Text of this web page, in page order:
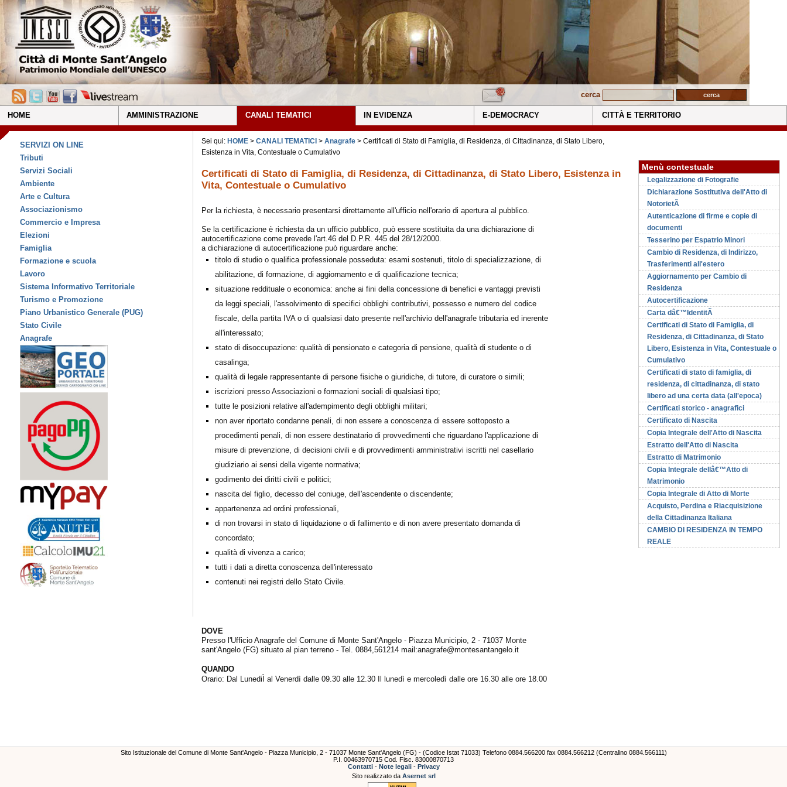
cerca
HOME AMMINISTRAZIONE CANALI TEMATICI IN EVIDENZA E-DEMOCRACY CITTÀ E TERRITORIO
SERVIZI ON LINE
Tributi
Servizi Sociali
Ambiente
Arte e Cultura
Associazionismo
Commercio e Impresa
Elezioni
Famiglia
Formazione e scuola
Lavoro
Sistema Informativo Territoriale
Turismo e Promozione
Piano Urbanistico Generale (PUG)
Stato Civile
Anagrafe
Menù contestuale
Legalizzazione di Fotografie
Dichiarazione Sostitutiva dell'Atto di
NotorietÃ
Autenticazione di firme e copie di
documenti
Tesserino per Espatrio Minori
Cambio di Residenza, di Indirizzo,
Trasferimenti all'estero
Aggiornamento per Cambio di
Residenza
Autocertificazione
Carta dâ€™IdentitÃ
Certificati di Stato di Famiglia, di
Residenza, di Cittadinanza, di Stato
Libero, Esistenza in Vita, Contestuale o
Cumulativo
Certificati di stato di famiglia, di
residenza, di cittadinanza, di stato
libero ad una certa data (all'epoca)
Certificati storico - anagrafici
Certificato di Nascita
Copia Integrale dell'Atto di Nascita
Estratto dell'Atto di Nascita
Estratto di Matrimonio
Copia Integrale dellâ€™Atto di
Matrimonio
Copia Integrale di Atto di Morte
Acquisto, Perdina e Riacquisizione
della Cittadinanza Italiana
CAMBIO DI RESIDENZA IN TEMPO
REALE
Sei qui: HOME> CANALI TEMATICI > Anagrafe > Certificati di Stato di Famiglia, di Residenza, di Cittadinanza, di Stato Libero,
Esistenza in Vita, Contestuale o Cumulativo
Certificati di Stato di Famiglia, di Residenza, di Cittadinanza, di Stato Libero, Esistenza in
Vita, Contestuale o Cumulativo
Per la richiesta, è necessario presentarsi direttamente all'ufficio nell'orario di apertura al pubblico.
Se la certificazione è richiesta da un ufficio pubblico, può essere sostituita da una dichiarazione di
autocertificazione come prevede l'art.46 del D.P.R. 445 del 28/12/2000.
a dichiarazione di autocertificazione può riguardare anche:
titolo di studio o qualifica professionale posseduta: esami sostenuti, titolo di specializzazione, di
abilitazione, di formazione, di aggiornamento e di qualificazione tecnica;
situazione reddituale o economica: anche ai fini della concessione di benefici e vantaggi previsti
da leggi speciali, l'assolvimento di specifici obblighi contributivi, possesso e numero del codice
fiscale, della partita IVA o di qualsiasi dato presente nell'archivio dell'anagrafe tributaria ed inerente
all'interessato;
stato di disoccupazione: qualità di pensionato e categoria di pensione, qualità di studente o di
casalinga;
qualità di legale rappresentante di persone fisiche o giuridiche, di tutore, di curatore o simili;
iscrizioni presso Associazioni o formazioni sociali di qualsiasi tipo;
tutte le posizioni relative all'adempimento degli obblighi militari;
non aver riportato condanne penali, di non essere a conoscenza di essere sottoposto a
procedimenti penali, di non essere destinatario di provvedimenti che riguardano l'applicazione di
misure di prevenzione, di decisioni civili e di provvedimenti amministrativi iscritti nel casellario
giudiziario ai sensi della vigente normativa;
godimento dei diritti civili e politici;
nascita del figlio, decesso del coniuge, dell'ascendente o discendente;
appartenenza ad ordini professionali,
di non trovarsi in stato di liquidazione o di fallimento e di non avere presentato domanda di
concordato;
qualità di vivenza a carico;
tutti i dati a diretta conoscenza dell'interessato
contenuti nei registri dello Stato Civile.
DOVE
Presso l'Ufficio Anagrafe del Comune di Monte Sant'Angelo - Piazza Municipio, 2 - 71037 Monte
sant'Angelo (FG) situato al pian terreno - Tel. 0884,561214 mail:anagrafe@montesantangelo.it
QUANDO
Orario: Dal LunediÌ al Venerdì dalle 09.30 alle 12.30 Il lunedì e mercoledì dalle ore 16.30 alle ore 18.00
Sito Istituzionale del Comune di Monte Sant'Angelo - Piazza Municipio, 2 - 71037 Monte Sant'Angelo (FG) - (Codice Istat 71033) Telefono 0884.566200 fax 0884.566212 (Centralino 0884.566111)
P.I. 00463970715 Cod. Fisc. 83000870713
Contatti- Note legali- Privacy
Sito realizzato da Asernet srl